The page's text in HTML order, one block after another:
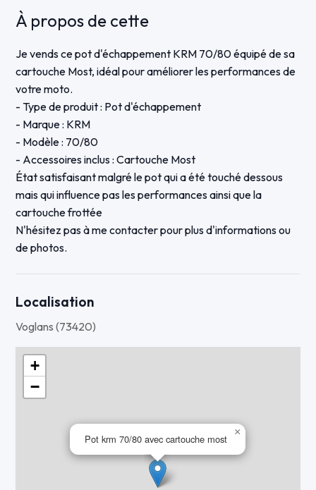
À propos de cette
Je vends ce pot d'échappement KRM 70/80 équipé de sa
cartouche Most, idéal pour améliorer les performances de
votre moto.
- Type de produit : Pot d'échappement
- Marque : KRM
- Modèle : 70/80
- Accessoires inclus : Cartouche Most
État satisfaisant malgré le pot qui a été touché dessous
mais qui influence pas les performances ainsi que la
cartouche frottée
N'hésitez pas à me contacter pour plus d'informations ou
de photos.
Localisation
Voglans (73420)
Pot krm 70/80 avec cartouche most
×
+
−